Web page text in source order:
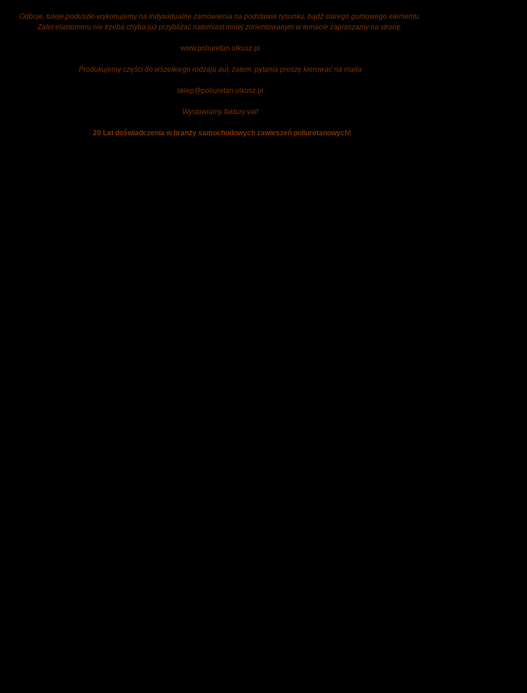
Odboje, tuleje,poduszki-wykonujemy na indywidualne zamówienia na podstawie rysunku, bądź starego gumowego elementu.
Zalet elastomeru nie trzeba chyba już przybliżać natomiast mniej zorientowanym w temacie zapraszamy na stronę:
www.poliuretan.olkusz.pl
Produkujemy części do wszelkiego rodzaju aut, zatem pytania proszę kierować na maila
sklep@poliuretan.olkusz.pl
Wystawiamy faktury vat!
20 Lat doświadczenia w branży samochodowych zawieszeń poliuretanowych!